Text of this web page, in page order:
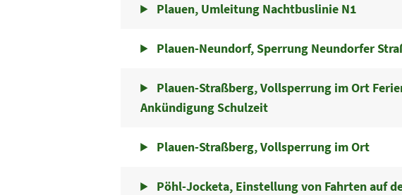
Plauen, Umleitung Nachtbuslinie N1
Plauen-Neundorf, Sperrung Neundorfer
Plauen-Straßberg, Vollsperrung im Ort
Ankündigung Schulzeit
Plauen-Straßberg, Vollsperrung im Ort
Pöhl-Jocketa, Einstellung von Fahrten auf